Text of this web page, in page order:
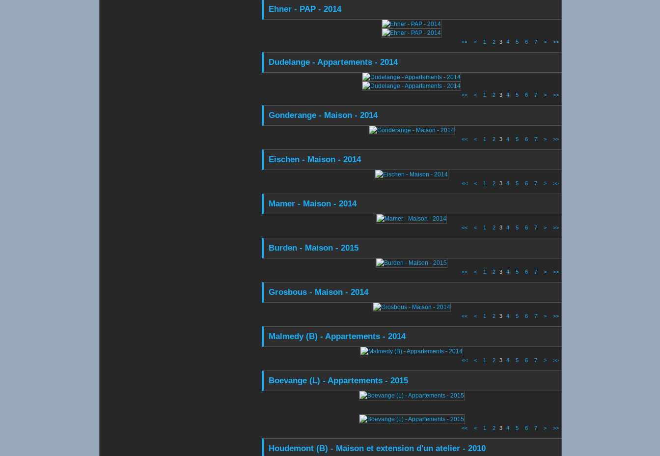
Ehner - PAP - 2014
<< < 1 2 3 4 5 6 7 > >>
Dudelange - Appartements - 2014
<< < 1 2 3 4 5 6 7 > >>
Gonderange - Maison - 2014
<< < 1 2 3 4 5 6 7 > >>
Eischen - Maison - 2014
<< < 1 2 3 4 5 6 7 > >>
Mamer - Maison - 2014
<< < 1 2 3 4 5 6 7 > >>
Burden - Maison - 2015
<< < 1 2 3 4 5 6 7 > >>
Grosbous - Maison - 2014
<< < 1 2 3 4 5 6 7 > >>
Malmedy (B) - Appartements - 2014
<< < 1 2 3 4 5 6 7 > >>
Boevange (L) - Appartements - 2015
<< < 1 2 3 4 5 6 7 > >>
Houdemont (B) - Maison et extension d'un atelier - 2010